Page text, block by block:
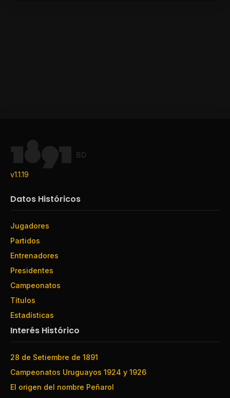
BD
v1.1.19
Datos Históricos
Jugadores
Partidos
Entrenadores
Presidentes
Campeonatos
Títulos
Estadísticas
Interés Histórico
28 de Setiembre de 1891
Campeonatos Uruguayos 1924 y 1926
El origen del nombre Peñarol